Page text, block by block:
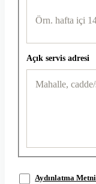
Açık servis adresi
Aydınlatma Metni